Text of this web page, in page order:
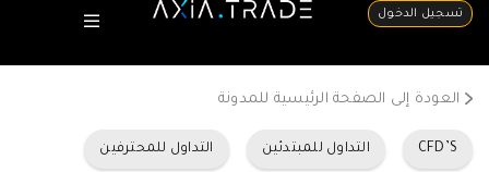
تسجيل الدخول
العودة إلى الصفحة الرئيسية للمدونة
CFD’S التداول للمبتدئين التداول للمحترفين